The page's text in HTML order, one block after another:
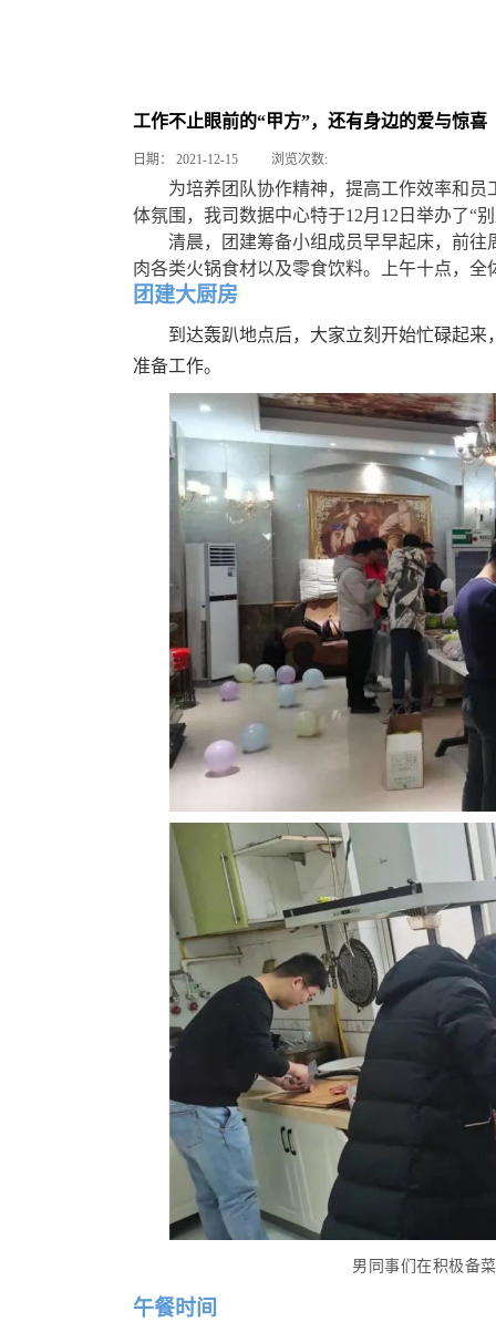
工作不止眼前的“甲方”，还有身边的爱与惊喜
日期： 2021-12-15 浏览次数:
为培养团队协作精神，提高工作效率和
体氛围，我司数据中心特于12月12日举办了“
清晨，团建筹备小组成员早早起床，前
肉各类火锅食材以及零食饮料。上午十点，全
团建大厨房
到达轰趴地点后，大家立刻开始忙碌起
准备工作。
男同事们在积极备
午餐时间